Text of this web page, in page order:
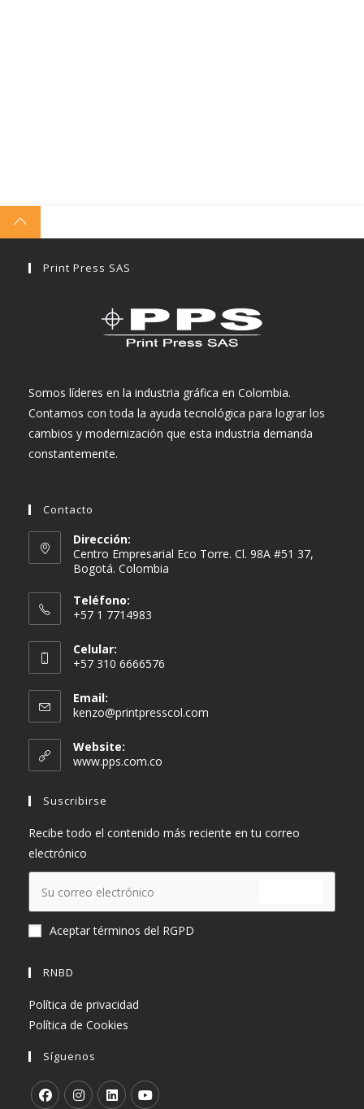
Print Press SAS
Somos líderes en la industria gráfica en Colombia.
Contamos con toda la ayuda tecnológica para lograr los
cambios y modernización que esta industria demanda
constantemente.
Contacto
Dirección:
Centro Empresarial Eco Torre. Cl. 98A #51 37,
Bogotá. Colombia
Teléfono:
+57 1 7714983
Celular:
+57 310 6666576
Email:
kenzo@printpresscol.com
Website:
www.pps.com.co
Suscribirse
Recibe todo el contenido más reciente en tu correo
electrónico
Aceptar términos del RGPD
RNBD
Política de privacidad
Política de Cookies
Síguenos